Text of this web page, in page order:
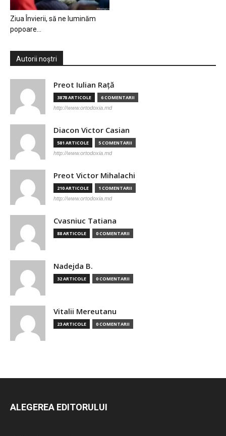
Ziua Învierii, să ne luminăm
popoare…
Autorii noștri
Preot Iulian Raţă
3878 ARTICOLE 6 COMENTARII
http://www.ortodoxia.md
Diacon Victor Casian
581 ARTICOLE 5 COMENTARII
http://www.ortodoxia.md
Preot Victor Mihalachi
210 ARTICOLE 1 COMENTARII
http://www.ortodoxia.md
Cvasniuc Tatiana
88 ARTICOLE 0 COMENTARII
Nadejda B.
32 ARTICOLE 0 COMENTARII
Vitalii Mereutanu
23 ARTICOLE 0 COMENTARII
ALEGEREA EDITORULUI